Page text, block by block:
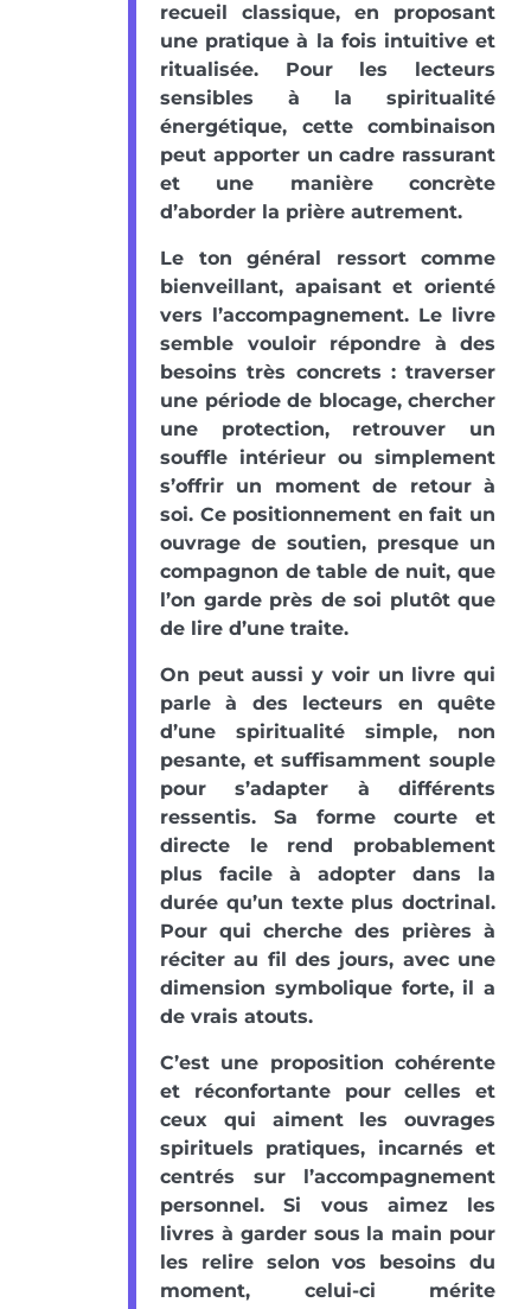
recueil classique, en proposant
une pratique à la fois intuitive et
ritualisée. Pour les lecteurs
sensibles à la spiritualité
énergétique, cette combinaison
peut apporter un cadre rassurant
et une manière concrète
d’aborder la prière autrement.
Le ton général ressort comme
bienveillant, apaisant et orienté
vers l’accompagnement. Le livre
semble vouloir répondre à des
besoins très concrets : traverser
une période de blocage, chercher
une protection, retrouver un
souffle intérieur ou simplement
s’offrir un moment de retour à
soi. Ce positionnement en fait un
ouvrage de soutien, presque un
compagnon de table de nuit, que
l’on garde près de soi plutôt que
de lire d’une traite.
On peut aussi y voir un livre qui
parle à des lecteurs en quête
d’une spiritualité simple, non
pesante, et suffisamment souple
pour s’adapter à différents
ressentis. Sa forme courte et
directe le rend probablement
plus facile à adopter dans la
durée qu’un texte plus doctrinal.
Pour qui cherche des prières à
réciter au fil des jours, avec une
dimension symbolique forte, il a
de vrais atouts.
C’est une proposition cohérente
et réconfortante pour celles et
ceux qui aiment les ouvrages
spirituels pratiques, incarnés et
centrés sur l’accompagnement
personnel. Si vous aimez les
livres à garder sous la main pour
les relire selon vos besoins du
moment, celui-ci mérite